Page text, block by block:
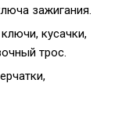
зажигания.
кусачки,
трос.